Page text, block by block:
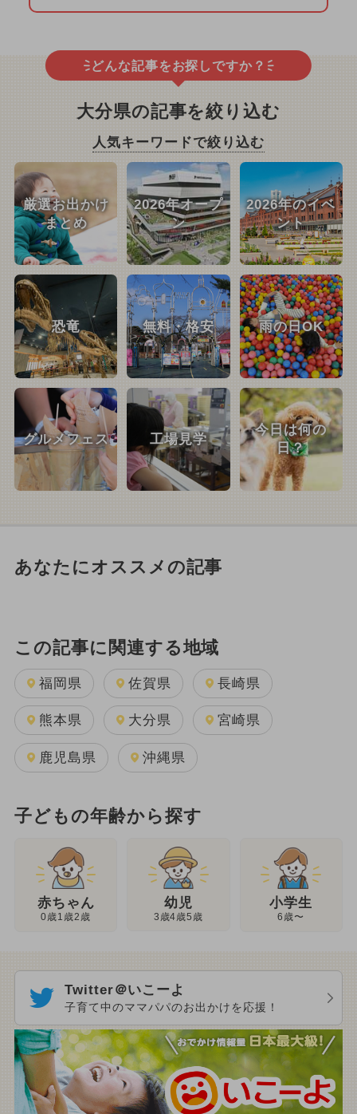
どんな記事をお探しですか？
大分県の記事を絞り込む
人気キーワードで絞り込む
厳選お出かけ
まとめ
2026年オープ
ン
2026年のイベ
ント
恐竜 無料・格安 雨の日OK
グルメフェス 工場見学
今日は何の
日？
あなたにオススメの記事
この記事に関連する地域
福岡県 佐賀県 長崎県
熊本県 大分県 宮崎県
鹿児島県 沖縄県
子どもの年齢から探す
赤ちゃん
0歳1歳2歳
幼児
3歳4歳5歳
小学生
6歳〜
Twitter＠いこーよ
子育て中のママパパのお出かけを応援！